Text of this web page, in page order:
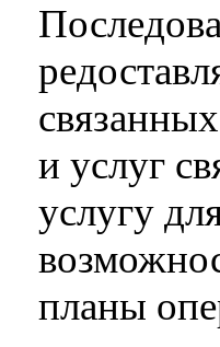
и услуг
услугу
планы